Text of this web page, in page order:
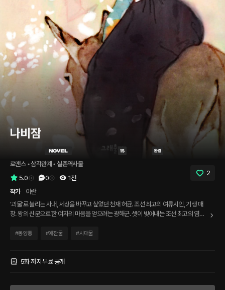
나비잠
로맨스 • 삼각관계 • 실존역사물
5.0
0 1천
2
작가
이란
'괴물'로 불리는 사내, 세상을 바꾸고 싶었던 천재 허균. 조선 최고의 여류시인, 기생 매
창. 왕의 신분으로 한 여자의 마음을 얻으려는 광해군. 셋이 빚어내는 조선 최고의 염문,
없이 신명나고 흐드러지게 한 판 놀다가면 그만인걸. * * * “가는 사내 옷고름 잡지 않는
생이 앉아 있다가 일어났다. “사람 놀리는 재미가 쏠쏠하든가?” “아무 의미 두지 말라.
#동양풍 #애잔물 #시대물
5화 까지 무료 공개